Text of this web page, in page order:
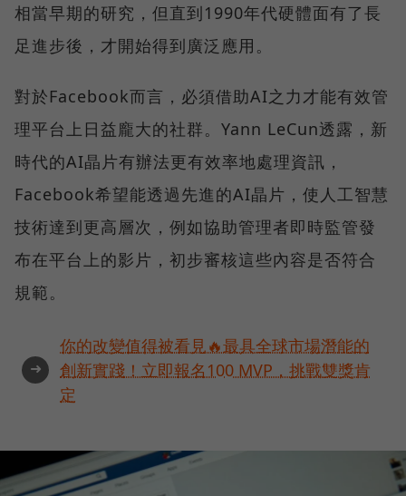
相當早期的研究，但直到1990年代硬體面有了長
足進步後，才開始得到廣泛應用。
對於Facebook而言，必須借助AI之力才能有效管
理平台上日益龐大的社群。Yann LeCun透露，新
時代的AI晶片有辦法更有效率地處理資訊，
Facebook希望能透過先進的AI晶片，使人工智慧
技術達到更高層次，例如協助管理者即時監管發
布在平台上的影片，初步審核這些內容是否符合
規範。
➜
你的改變值得被看見🔥最具全球市場潛能的
創新實踐！立即報名100 MVP，挑戰雙獎肯
定